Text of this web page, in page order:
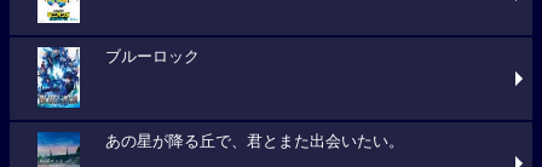
ブルーロック
あの星が降る丘で、君とまた出会いたい。